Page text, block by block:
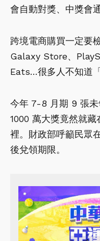
會自動對獎、中獎會通
跨境電商購買一定要
Galaxy Store、
Eats…很多人不知道
今年 7-8 月期 9 張未
1000 萬大獎竟然就
裡。財政部呼籲民眾
後兌領期限。